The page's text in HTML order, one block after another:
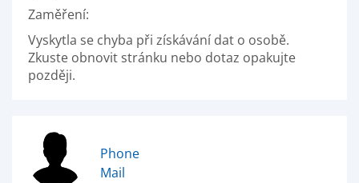
Zaměření:
Vyskytla se chyba při získávání dat o osobě.
Zkuste obnovit stránku nebo dotaz opakujte
později.
Phone
Mail